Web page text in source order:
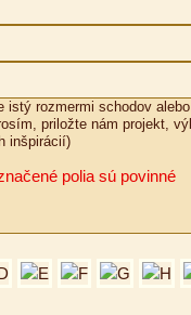
istý rozmermi schodov
priložte nám projekt,
inšpirácií)
polia sú povinné